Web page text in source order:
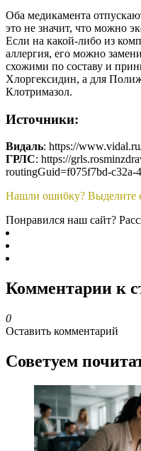
Оба медикамента
это не значит, что можно
Если на какой-либо из
аллергия, его можно
схожими по составу и
Хлоргексидин, а для
Клотримазол.
Источники:
Видаль: https://
ГРЛС: https://
routingGuid=f075f7bd-c32a-
Нашли ошибку? Выделите
Понравился наш сайт?
Комментарии к
0
Оставить комментарий
Советуем